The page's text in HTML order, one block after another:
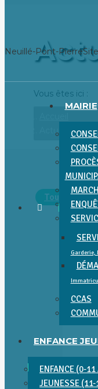
Neuillé-Pont-Pierre
MAIRIE
Garderie,
CCAS
ENFANCE
ENFANCE (0-11
JEUNESSE
Vous êtes ici :
Actualités
Tout voir